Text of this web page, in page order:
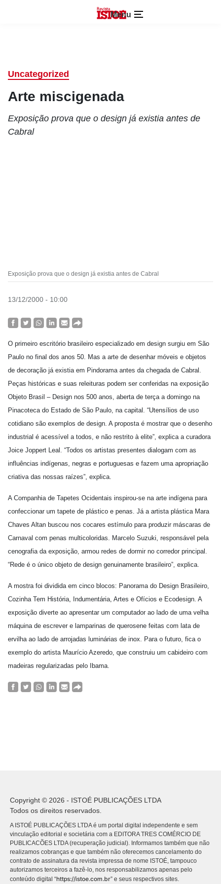
Menu
Uncategorized
Arte miscigenada
Exposição prova que o design já existia antes de
Cabral
Exposição prova que o design já existia antes de Cabral
13/12/2000 - 10:00
O primeiro escritório brasileiro especializado em design surgiu em São
Paulo no final dos anos 50. Mas a arte de desenhar móveis e objetos
de decoração já existia em Pindorama antes da chegada de Cabral.
Peças históricas e suas releituras podem ser conferidas na exposição
Objeto Brasil – Design nos 500 anos, aberta de terça a domingo na
Pinacoteca do Estado de São Paulo, na capital. “Utensílios de uso
cotidiano são exemplos de design. A proposta é mostrar que o desenho
industrial é acessível a todos, e não restrito à elite”, explica a curadora
Joice Joppert Leal. “Todos os artistas presentes dialogam com as
influências indígenas, negras e portuguesas e fazem uma apropriação
criativa das nossas raízes”, explica.
A Companhia de Tapetes Ocidentais inspirou-se na arte indígena para
confeccionar um tapete de plástico e penas. Já a artista plástica Mara
Chaves Altan buscou nos cocares estímulo para produzir máscaras de
Carnaval com penas multicoloridas. Marcelo Suzuki, responsável pela
cenografia da exposição, armou redes de dormir no corredor principal.
“Rede é o único objeto de design genuinamente brasileiro”, explica.
A mostra foi dividida em cinco blocos: Panorama do Design Brasileiro,
Cozinha Tem História, Indumentária, Artes e Ofícios e Ecodesign. A
exposição diverte ao apresentar um computador ao lado de uma velha
máquina de escrever e lamparinas de querosene feitas com lata de
ervilha ao lado de arrojadas luminárias de inox. Para o futuro, fica o
exemplo do artista Maurício Azeredo, que construiu um cabideiro com
madeiras regularizadas pelo Ibama.
Copyright © 2026 - ISTOÉ PUBLICAÇÕES LTDA
Todos os direitos reservados.
A ISTOÉ PUBLICAÇÕES LTDA é um portal digital independente e sem
vinculação editorial e societária com a EDITORA TRES COMÉRCIO DE
PUBLICACÕES LTDA (recuperação judicial). Informamos também que não
realizamos cobranças e que também não oferecemos cancelamento do
contrato de assinatura da revista impressa de nome ISTOÉ, tampouco
autorizamos terceiros a fazê-lo, nos responsabilizamos apenas pelo
conteúdo digital “https://istoe.com.br” e seus respectivos sites.